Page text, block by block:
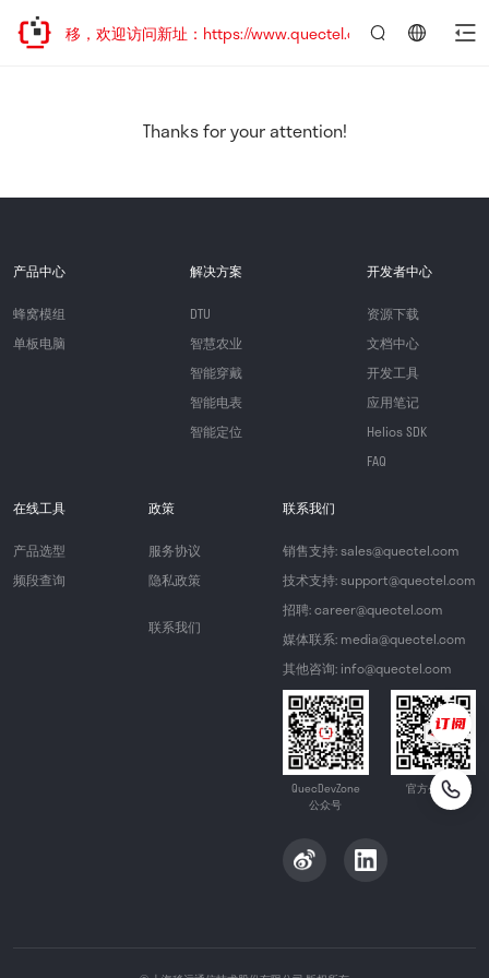
址已迁移，欢迎访问新址：https://www.quectel.com.cn
Thanks for your attention!
产品中心
蜂窝模组
单板电脑
解决方案
DTU
智慧农业
智能穿戴
智能电表
智能定位
开发者中心
资源下载
文档中心
开发工具
应用笔记
Helios SDK
FAQ
在线工具
产品选型
频段查询
政策
服务协议
隐私政策
联系我们
联系我们
销售支持: sales@quectel.com
技术支持: support@quectel.com
招聘: career@quectel.com
媒体联系: media@quectel.com
其他咨询: info@quectel.com
QuecDevZone
公众号
官方公众号